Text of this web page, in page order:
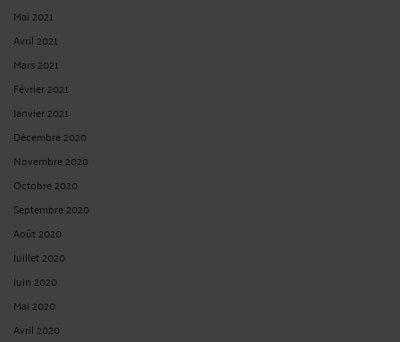
Mai 2021
Avril 2021
Mars 2021
Février 2021
Janvier 2021
Décembre 2020
Novembre 2020
Octobre 2020
Septembre 2020
Août 2020
Juillet 2020
Juin 2020
Mai 2020
Avril 2020